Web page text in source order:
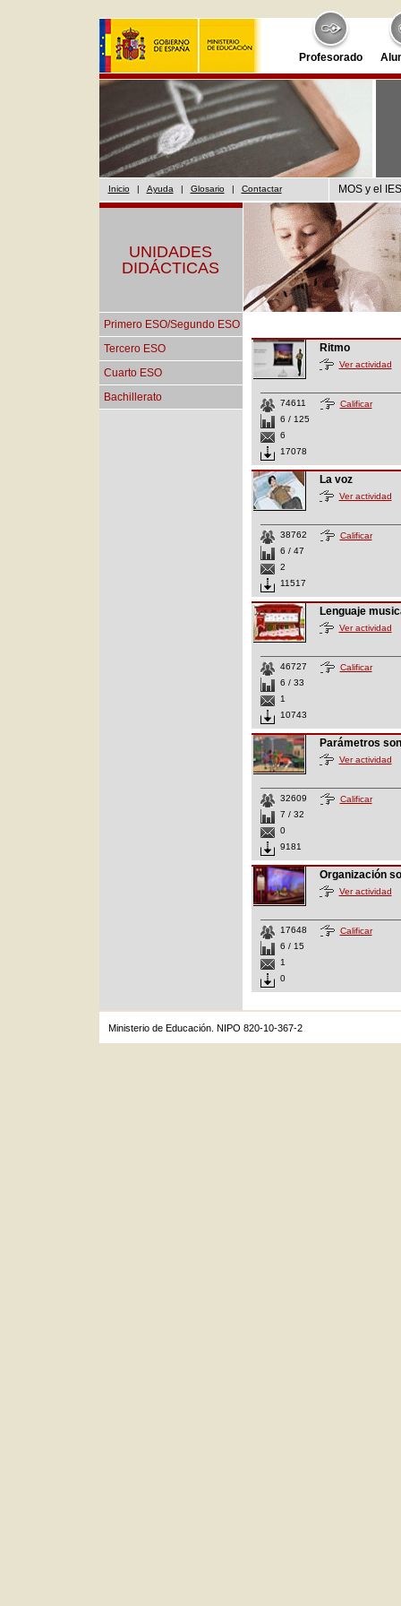
Profesorado
Inicio | Ayuda | Glosario | Contactar MOS y el
UNIDADES
DIDÁCTICAS
Primero ESO/Segundo ESO
Tercero ESO
Cuarto ESO
Bachillerato
Ritmo
Ver actividad
74611
6 / 125
6
17078
Calificar
La voz
Ver actividad
38762
6 / 47
2
11517
Calificar
Lenguaje
Ver actividad
46727
6 / 33
1
10743
Calificar
Parámetros
Ver actividad
32609
7 / 32
0
9181
Calificar
Organización
Ver actividad
17648
6 / 15
1
0
Calificar
Ministerio de Educación. NIPO 820-10-367-2